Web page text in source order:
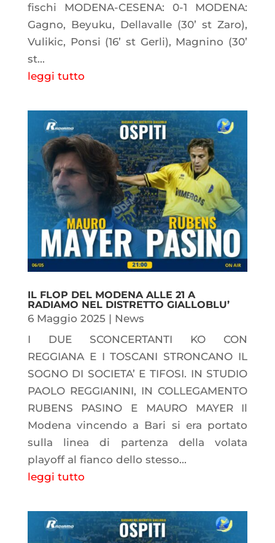
fischi MODENA-CESENA: 0-1 MODENA:
Gagno, Beyuku, Dellavalle (30’ st Zaro),
Vulikic, Ponsi (16’ st Gerli), Magnino (30’
st...
leggi tutto
IL FLOP DEL MODENA ALLE 21 A
RADIAMO NEL DISTRETTO GIALLOBLU’
6 Maggio 2025 | News
I DUE SCONCERTANTI KO CON
REGGIANA E I TOSCANI STRONCANO IL
SOGNO DI SOCIETA’ E TIFOSI. IN STUDIO
PAOLO REGGIANINI, IN COLLEGAMENTO
RUBENS PASINO E MAURO MAYER Il
Modena vincendo a Bari si era portato
sulla linea di partenza della volata
playoff al fianco dello stesso...
leggi tutto